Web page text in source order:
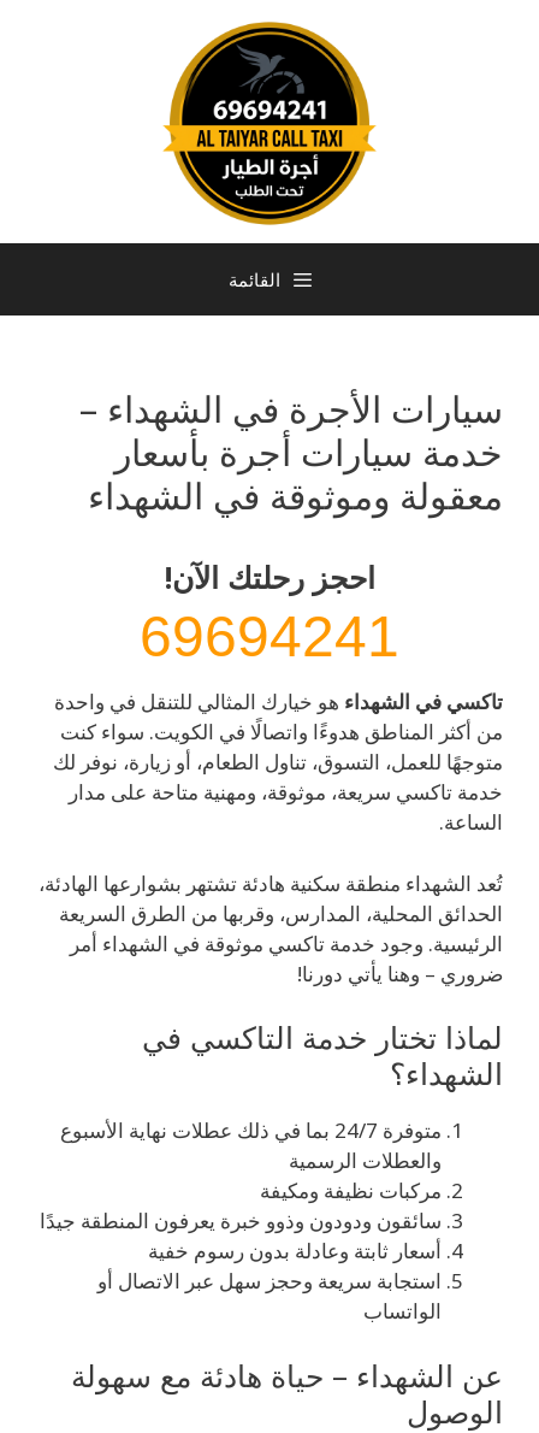
القائمة
سيارات الأجرة في الشهداء –
خدمة سيارات أجرة بأسعار
معقولة وموثوقة في الشهداء
احجز رحلتك الآن!
69694241
تاكسي في الشهداء هو خيارك المثالي للتنقل في واحدة
من أكثر المناطق هدوءًا واتصالًا في الكويت. سواء كنت
متوجهًا للعمل، التسوق، تناول الطعام، أو زيارة، نوفر لك
خدمة تاكسي سريعة، موثوقة، ومهنية متاحة على مدار
الساعة.
تُعد الشهداء منطقة سكنية هادئة تشتهر بشوارعها الهادئة،
الحدائق المحلية، المدارس، وقربها من الطرق السريعة
الرئيسية. وجود خدمة تاكسي موثوقة في الشهداء أمر
ضروري – وهنا يأتي دورنا!
لماذا تختار خدمة التاكسي في
الشهداء؟
متوفرة 24/7 بما في ذلك عطلات نهاية الأسبوع
والعطلات الرسمية
مركبات نظيفة ومكيفة
سائقون ودودون وذوو خبرة يعرفون المنطقة جيدًا
أسعار ثابتة وعادلة بدون رسوم خفية
استجابة سريعة وحجز سهل عبر الاتصال أو
الواتساب
عن الشهداء – حياة هادئة مع سهولة
الوصول